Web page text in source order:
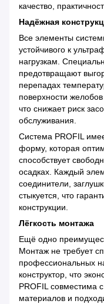
качество,
Надёжная
Все элементы
устойчивого к
нагрузкам.
предотвращают
перепадах
поверхности
что снижает риск
обслуживания.
Система PROFIL
форму, которая
способствует
осадках. Каждый
соединители,
стыкуется, что
конструкции.
Лёгкость монтажа
Ещё одно
Монтаж не требует
профессиональных
конструктор, что
PROFIL совместима
материалов и